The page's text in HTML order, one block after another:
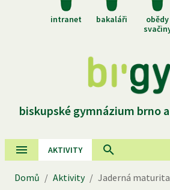
intranet bakaláři
obědy
biskupské gymnázium brno
AKTIVITY
Domů / Aktivity / Jaderná maturita